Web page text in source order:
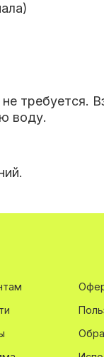
воду.